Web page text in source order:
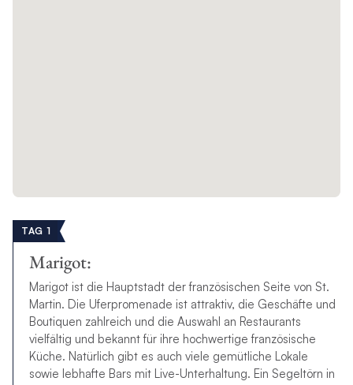
TAG 1
Marigot:
Marigot ist die Hauptstadt der französischen Seite von St.
Martin. Die Uferpromenade ist attraktiv, die Geschäfte und
Boutiquen zahlreich und die Auswahl an Restaurants
vielfältig und bekannt für ihre hochwertige französische
Küche. Natürlich gibt es auch viele gemütliche Lokale
sowie lebhafte Bars mit Live-Unterhaltung. Ein Segeltörn in